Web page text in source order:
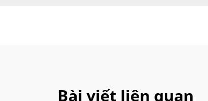
Bài viết liên quan